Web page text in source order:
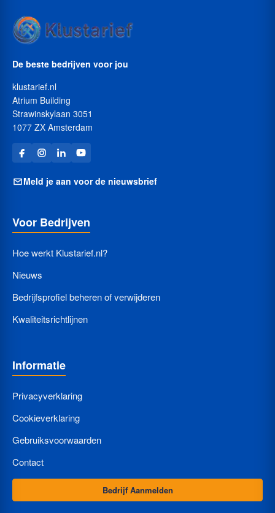
De beste bedrijven voor jou
klustarief.nl
Atrium Building
Strawinskylaan 3051
1077 ZX Amsterdam
Meld je aan voor de nieuwsbrief
Voor Bedrijven
Hoe werkt Klustarief.nl?
Nieuws
Bedrijfsprofiel beheren of verwijderen
Kwaliteitsrichtlijnen
Informatie
Privacyverklaring
Cookieverklaring
Gebruiksvoorwaarden
Contact
Bedrijf Aanmelden